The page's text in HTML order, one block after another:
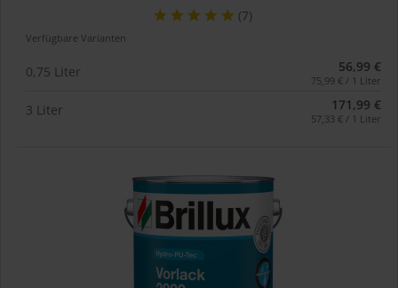
(7)
Verfügbare Varianten
0,75 Liter 56,99 €
75,99 € / 1 Liter
3 Liter 171,99 €
57,33 € / 1 Liter